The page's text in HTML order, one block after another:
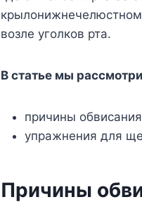
возле уголков рта.
В статье мы
причины
упражнения для
Причины